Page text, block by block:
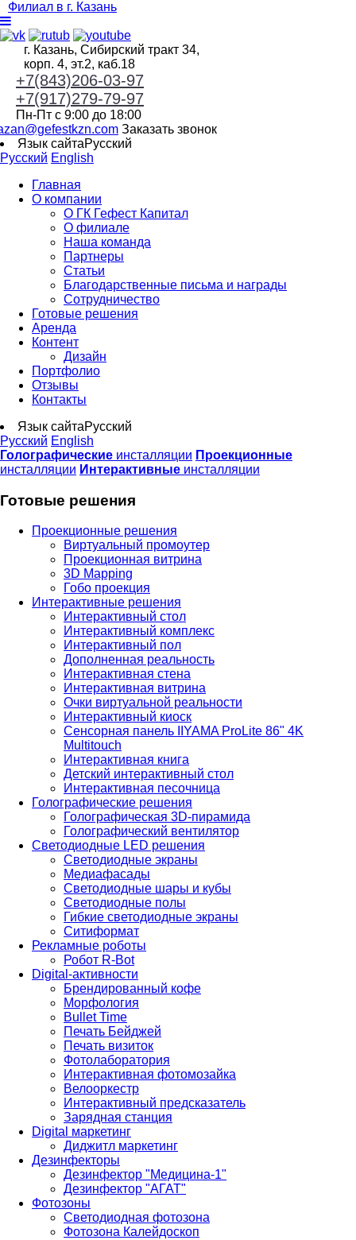
Филиал в г. Казань
г. Казань, Сибирский тракт 34,
корп. 4, эт.2, каб.18
+7(843)206-03-97
+7(917)279-79-97
Пн-Пт с 9:00 до 18:00
Заказать звонок
Язык сайтаРусский
Русский English
Главная
О компании
О ГК Гефест Капитал
О филиале
Наша команда
Партнеры
Статьи
Благодарственные письма и награды
Сотрудничество
Готовые решения
Аренда
Контент
Дизайн
Портфолио
Отзывы
Контакты
Язык сайтаРусский
Русский English
Голографические инсталляции Проекционные
инсталляции Интерактивные инсталляции
Готовые решения
Проекционные решения
Виртуальный промоутер
Проекционная витрина
3D Mapping
Гобо проекция
Интерактивные решения
Интерактивный стол
Интерактивный комплекс
Интерактивный пол
Дополненная реальность
Интерактивная стена
Интерактивная витрина
Очки виртуальной реальности
Интерактивный киоск
Сенсорная панель IIYAMA ProLite 86" 4K
Multitouch
Интерактивная книга
Детский интерактивный стол
Интерактивная песочница
Голографические решения
Голографическая 3D-пирамида
Голографический вентилятор
Светодиодные LED решения
Светодиодные экраны
Медиафасады
Светодиодные шары и кубы
Светодиодные полы
Гибкие светодиодные экраны
Ситиформат
Рекламные роботы
Робот R-Bot
Digital-активности
Брендированный кофе
Морфология
Bullet Time
Печать Бейджей
Печать визиток
Фотолаборатория
Интерактивная фотомозайка
Велооркестр
Интерактивный предсказатель
Зарядная станция
Digital маркетинг
Диджитл маркетинг
Дезинфекторы
Дезинфектор "Медицина-1"
Дезинфектор "АГАТ"
Фотозоны
Светодиодная фотозона
Фотозона Калейдоскоп